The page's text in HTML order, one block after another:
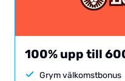
100% upp till
Grym välkomstbonus